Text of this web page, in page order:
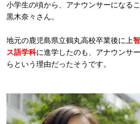
小学生の頃から、アナウンサーになる
黒木奈々さん。
地元の鹿児島県立鶴丸高校卒業後に上
ス語学科に進学したのも、アナウンサ
らという理由だったそうです。